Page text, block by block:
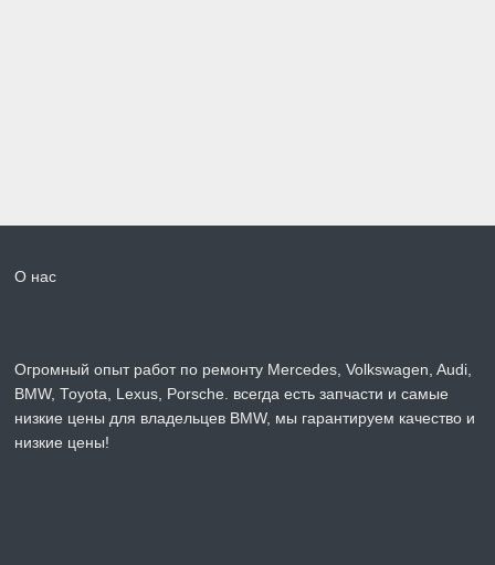
О нас
Огромный опыт работ по ремонту Mercedes, Volkswagen, Audi,
BMW, Toyota, Lexus, Porsche. всегда есть запчасти и самые
низкие цены для владельцев BMW, мы гарантируем качество и
низкие цены!